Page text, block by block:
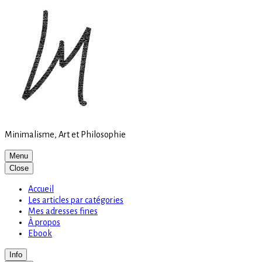
Minimalisme, Art et Philosophie
Menu
Close
Accueil
Les articles par catégories
Mes adresses fines
À propos
Ebook
Info